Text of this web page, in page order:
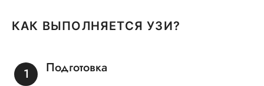
КАК ВЫПОЛНЯЕТСЯ УЗИ?
Подготовка